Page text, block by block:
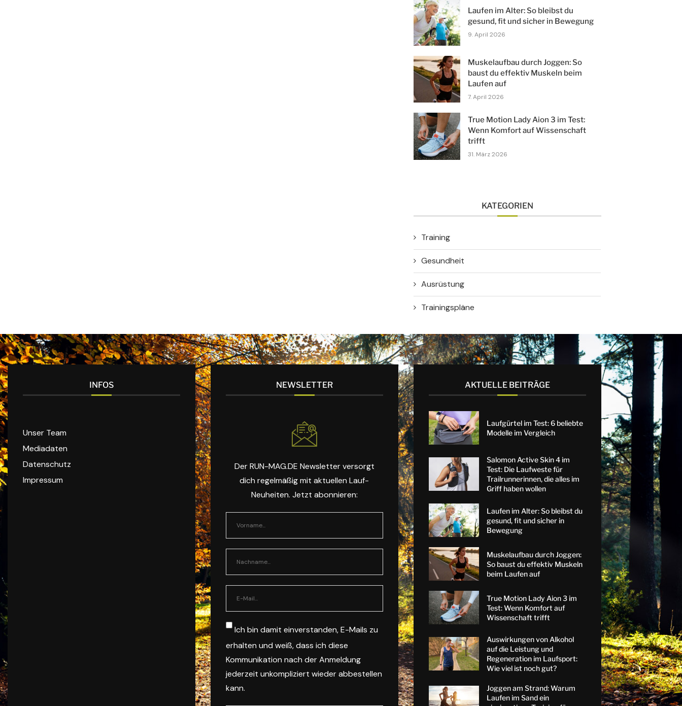
Laufen im Alter: So bleibst du
gesund, fit und sicher in Bewegung
9. April 2026
Muskelaufbau durch Joggen: So
baust du effektiv Muskeln beim
Laufen auf
7. April 2026
True Motion Lady Aion 3 im Test:
Wenn Komfort auf Wissenschaft
trifft
31. März 2026
KATEGORIEN
Training
Gesundheit
Ausrüstung
Trainingspläne
INFOS
Unser Team
Mediadaten
Datenschutz
Impressum
NEWSLETTER
Der RUN-MAG.DE Newsletter versorgt
dich regelmäßig mit aktuellen Lauf-
Neuheiten. Jetzt abonnieren:
Ich bin damit einverstanden, E-Mails zu
erhalten und weiß, dass ich diese
Kommunikation nach der Anmeldung
jederzeit unkompliziert wieder abbestellen
kann.
AKTUELLE BEITRÄGE
Laufgürtel im Test: 6 beliebte
Modelle im Vergleich
Salomon Active Skin 4 im
Test: Die Laufweste für
Trailrunnerinnen, die alles im
Griff haben wollen
Laufen im Alter: So bleibst du
gesund, fit und sicher in
Bewegung
Muskelaufbau durch Joggen:
So baust du effektiv Muskeln
beim Laufen auf
True Motion Lady Aion 3 im
Test: Wenn Komfort auf
Wissenschaft trifft
Auswirkungen von Alkohol
auf die Leistung und
Regeneration im Laufsport:
Wie viel ist noch gut?
Joggen am Strand: Warum
Laufen im Sand ein